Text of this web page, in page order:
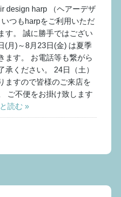
design harp （ヘアーデザ
つもharpをご利用いただ
す。 誠に勝手ではござい
(月)～8月23日(金) は夏季
ます。 お電話等も繋がら
承ください。 24日（土）
ますので皆様のご来店を
ご不便をお掛け致します
読む »